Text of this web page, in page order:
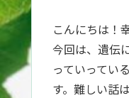
こんにちは！
今回は、遺伝
っていってい
す。難しい話